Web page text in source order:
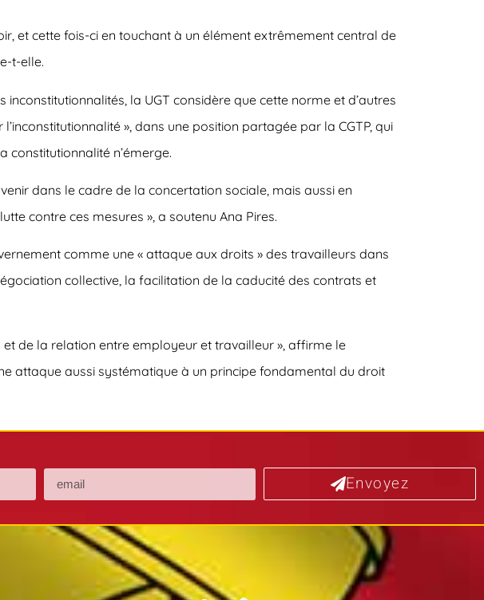
et cette fois-ci en touchant à un élément extrêmement central de
t-elle.
inconstitutionnalités, la UGT considère que cette norme et d’autres
», dans une position partagée par la CGTP, qui
constitutionnalité n’émerge.
dans le cadre de la concertation sociale, mais aussi en
contre ces mesures », a soutenu Ana Pires.
comme une « attaque aux droits » des travailleurs dans
collective, la facilitation de la caducité des contrats et
de la relation entre employeur et travailleur », affirme le
attaque aussi systématique à un principe fondamental du droit
Envoyez